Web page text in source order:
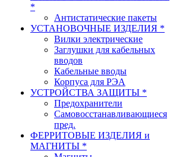
*
Антистатические пакеты
УСТАНОВОЧНЫЕ ИЗДЕЛИЯ *
Вилки электрические
Заглушки для кабельных
вводов
Кабельные вводы
Корпуса для РЭА
УСТРОЙСТВА ЗАЩИТЫ *
Предохранители
Самовосстанавливающиеся
пред.
ФЕРРИТОВЫЕ ИЗДЕЛИЯ и
МАГНИТЫ *